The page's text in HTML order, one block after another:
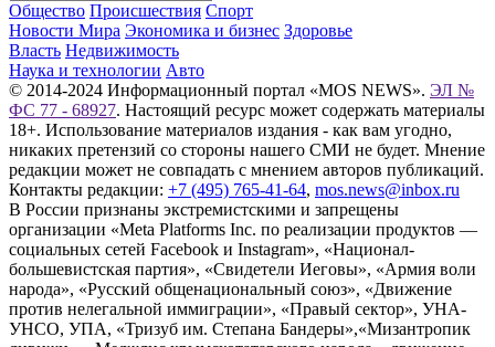
Общество Происшествия Спорт
Новости Мира Экономика и бизнес Здоровье
Власть Недвижимость
Наука и технологии Авто
© 2014-2024 Информационный портал «MOS NEWS». ЭЛ №
ФС 77 - 68927. Настоящий ресурс может содержать материалы
18+. Использование материалов издания - как вам угодно,
никаких претензий со стороны нашего СМИ не будет. Мнение
редакции может не совпадать с мнением авторов публикаций.
Контакты редакции: +7 (495) 765-41-64, mos.news@inbox.ru
В России признаны экстремистскими и запрещены
организации «Meta Platforms Inc. по реализации продуктов —
социальных сетей Facebook и Instagram», «Национал-
большевистская партия», «Свидетели Иеговы», «Армия воли
народа», «Русский общенациональный союз», «Движение
против нелегальной иммиграции», «Правый сектор», УНА-
УНСО, УПА, «Тризуб им. Степана Бандеры»,«Мизантропик